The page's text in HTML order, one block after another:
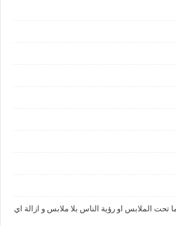
الملابس او رؤية الناس بلا ملابس و ازالة اي